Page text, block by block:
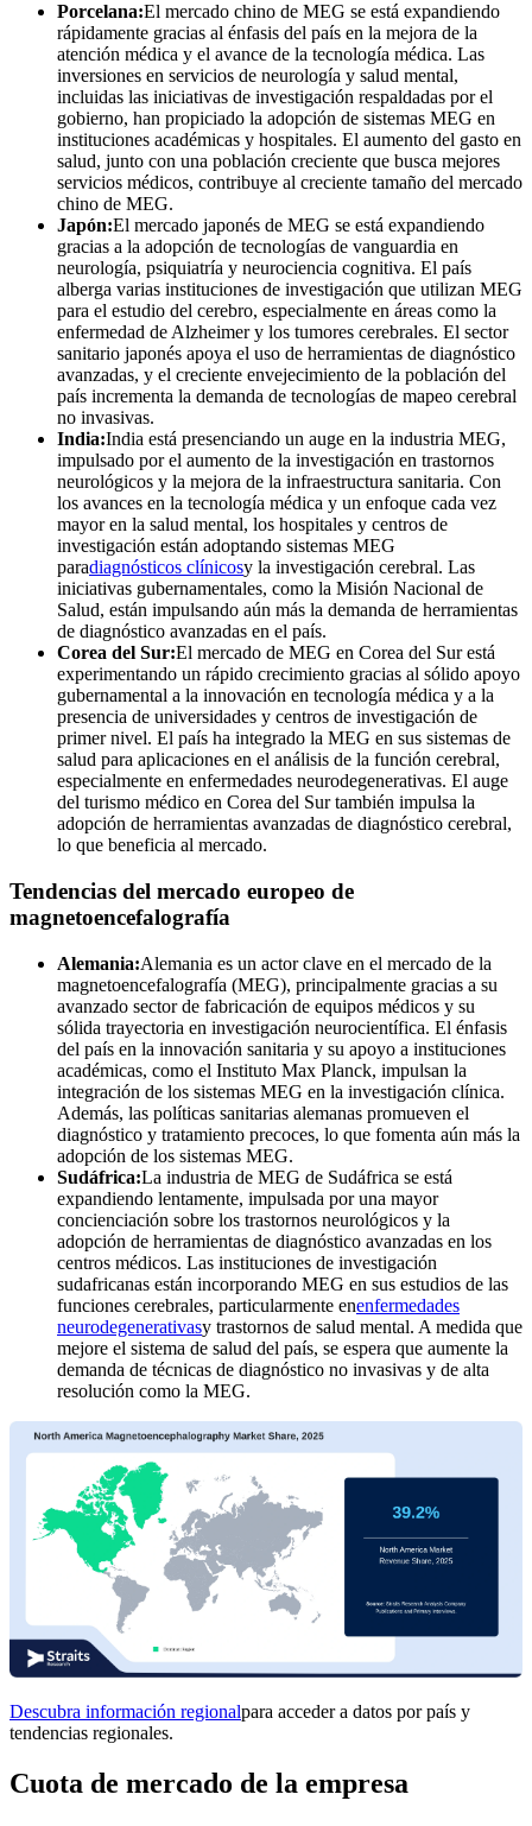
Porcelana:El mercado chino de MEG se está expandiendo
rápidamente gracias al énfasis del país en la mejora de la
atención médica y el avance de la tecnología médica. Las
inversiones en servicios de neurología y salud mental,
incluidas las iniciativas de investigación respaldadas por el
gobierno, han propiciado la adopción de sistemas MEG en
instituciones académicas y hospitales. El aumento del gasto en
salud, junto con una población creciente que busca mejores
servicios médicos, contribuye al creciente tamaño del mercado
chino de MEG.
Japón:El mercado japonés de MEG se está expandiendo
gracias a la adopción de tecnologías de vanguardia en
neurología, psiquiatría y neurociencia cognitiva. El país
alberga varias instituciones de investigación que utilizan MEG
para el estudio del cerebro, especialmente en áreas como la
enfermedad de Alzheimer y los tumores cerebrales. El sector
sanitario japonés apoya el uso de herramientas de diagnóstico
avanzadas, y el creciente envejecimiento de la población del
país incrementa la demanda de tecnologías de mapeo cerebral
no invasivas.
India:India está presenciando un auge en la industria MEG,
impulsado por el aumento de la investigación en trastornos
neurológicos y la mejora de la infraestructura sanitaria. Con
los avances en la tecnología médica y un enfoque cada vez
mayor en la salud mental, los hospitales y centros de
investigación están adoptando sistemas MEG
paradiagnósticos clínicosy la investigación cerebral. Las
iniciativas gubernamentales, como la Misión Nacional de
Salud, están impulsando aún más la demanda de herramientas
de diagnóstico avanzadas en el país.
Corea del Sur:El mercado de MEG en Corea del Sur está
experimentando un rápido crecimiento gracias al sólido apoyo
gubernamental a la innovación en tecnología médica y a la
presencia de universidades y centros de investigación de
primer nivel. El país ha integrado la MEG en sus sistemas de
salud para aplicaciones en el análisis de la función cerebral,
especialmente en enfermedades neurodegenerativas. El auge
del turismo médico en Corea del Sur también impulsa la
adopción de herramientas avanzadas de diagnóstico cerebral,
lo que beneficia al mercado.
Tendencias del mercado europeo de
magnetoencefalografía
Alemania:Alemania es un actor clave en el mercado de la
magnetoencefalografía (MEG), principalmente gracias a su
avanzado sector de fabricación de equipos médicos y su
sólida trayectoria en investigación neurocientífica. El énfasis
del país en la innovación sanitaria y su apoyo a instituciones
académicas, como el Instituto Max Planck, impulsan la
integración de los sistemas MEG en la investigación clínica.
Además, las políticas sanitarias alemanas promueven el
diagnóstico y tratamiento precoces, lo que fomenta aún más la
adopción de los sistemas MEG.
Sudáfrica:La industria de MEG de Sudáfrica se está
expandiendo lentamente, impulsada por una mayor
concienciación sobre los trastornos neurológicos y la
adopción de herramientas de diagnóstico avanzadas en los
centros médicos. Las instituciones de investigación
sudafricanas están incorporando MEG en sus estudios de las
funciones cerebrales, particularmente enenfermedades
neurodegenerativasy trastornos de salud mental. A medida que
mejore el sistema de salud del país, se espera que aumente la
demanda de técnicas de diagnóstico no invasivas y de alta
resolución como la MEG.
Descubra información regionalpara acceder a datos por país y
tendencias regionales.
Cuota de mercado de la empresa